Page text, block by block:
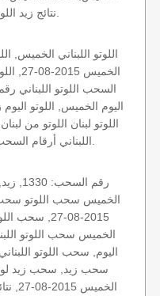
اللوتو اللبناني الخميس,
2015-08-27,
الخميس سحب اللوتو